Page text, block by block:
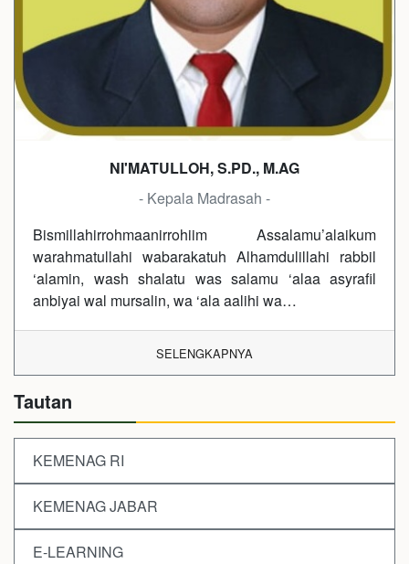
NI'MATULLOH, S.PD., M.AG
- Kepala Madrasah -
Bismillahirrohmaanirrohiim Assalamu’alaikum
warahmatullahi wabarakatuh Alhamdulillahi rabbil
‘alamin, wash shalatu was salamu ‘alaa asyrafil
anbiyai wal mursalin, wa ‘ala aalihi wa…
SELENGKAPNYA
Tautan
KEMENAG RI
KEMENAG JABAR
E-LEARNING